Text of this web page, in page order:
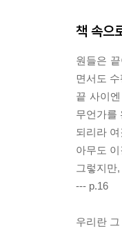
책 속으
원들은
면서도
끝 사이
무언가를
되리라
아무도
그렇지만
--- p.16
우리란